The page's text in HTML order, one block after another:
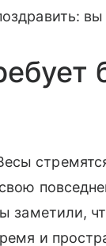
заметили,
и